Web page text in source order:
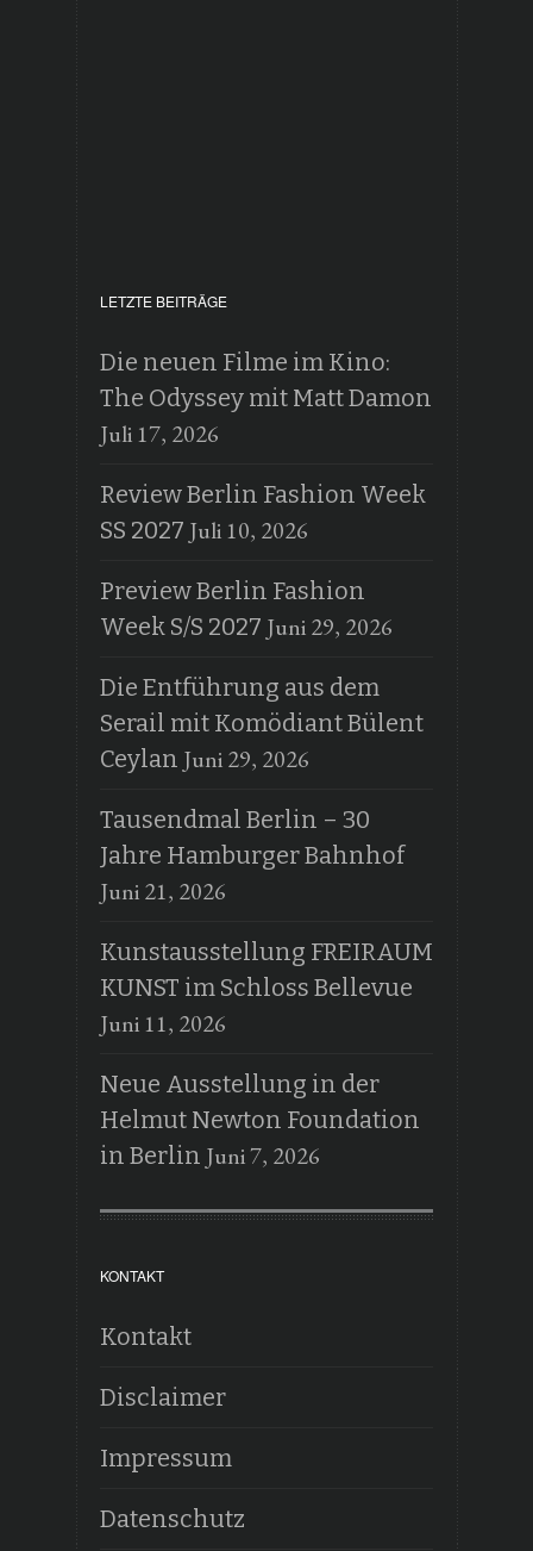
LETZTE BEITRÄGE
Die neuen Filme im Kino:
The Odyssey mit Matt Damon
Juli 17, 2026
Review Berlin Fashion Week
SS 2027 Juli 10, 2026
Preview Berlin Fashion
Week S/S 2027 Juni 29, 2026
Die Entführung aus dem
Serail mit Komödiant Bülent
Ceylan Juni 29, 2026
Tausendmal Berlin – 30
Jahre Hamburger Bahnhof
Juni 21, 2026
Kunstausstellung FREIRAUM
KUNST im Schloss Bellevue
Juni 11, 2026
Neue Ausstellung in der
Helmut Newton Foundation
in Berlin Juni 7, 2026
KONTAKT
Kontakt
Disclaimer
Impressum
Datenschutz